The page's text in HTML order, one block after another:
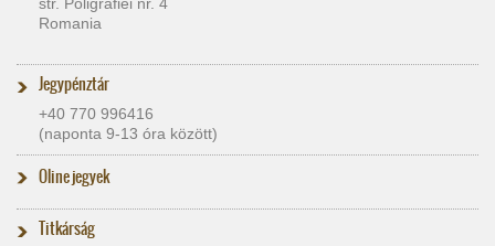
Romania
Jegypénztár
+40 770 996416
(naponta 9-13 óra között)
Oline jegyek
Titkárság